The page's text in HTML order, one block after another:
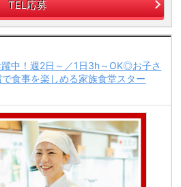
TEL応募
中！週2日～／1日3h～OK◎お子さ
食事を楽しめる家族食堂スター